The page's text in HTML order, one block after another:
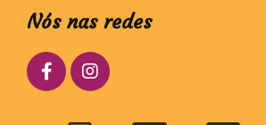
Nós nas redes